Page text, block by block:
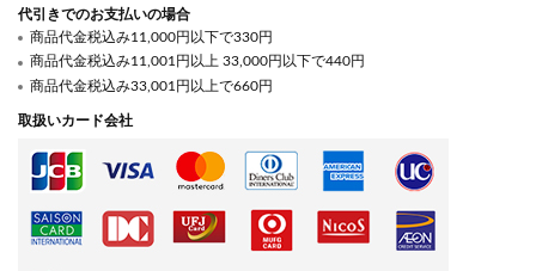
代引きでのお支払いの場合
商品代金税込み11,000円以下で330円
商品代金税込み11,001円以上 33,000円以下で440円
商品代金税込み33,001円以上で660円
取扱いカード会社